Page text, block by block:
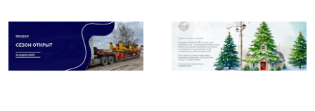
16 июня 2025 г.